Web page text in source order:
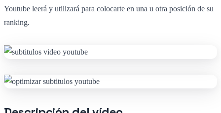
Youtube leerá y utilizará para colocarte en una u otra posición de su
ranking.